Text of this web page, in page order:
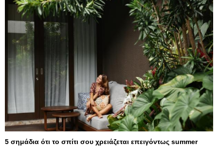
5 σημάδια ότι το σπίτι σου χρειάζεται επειγόντως summer